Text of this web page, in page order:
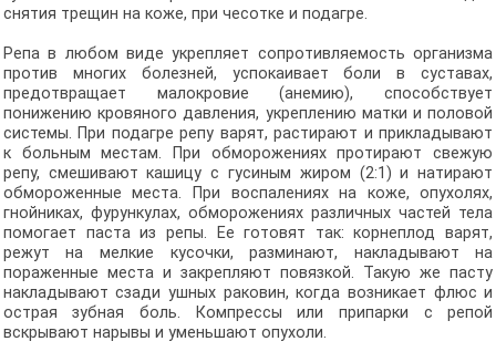
снятия трещин на коже, при чесотке и подагре.
Репа в любом виде укрепляет сопротивляемость организма
против многих болезней, успокаивает боли в суставах,
предотвращает малокровие (анемию), способствует
понижению кровяного давления, укреплению матки и половой
системы. При подагре репу варят, растирают и прикладывают
к больным местам. При обморожениях протирают свежую
репу, смешивают кашицу с гусиным жиром (2:1) и натирают
обмороженные места. При воспалениях на коже, опухолях,
гнойниках, фурункулах, обморожениях различных частей тела
помогает паста из репы. Ее готовят так: корнеплод варят,
режут на мелкие кусочки, разминают, накладывают на
пораженные места и закрепляют повязкой. Такую же пасту
накладывают сзади ушных раковин, когда возникает флюс и
острая зубная боль. Компрессы или припарки с репой
вскрывают нарывы и уменьшают опухоли.